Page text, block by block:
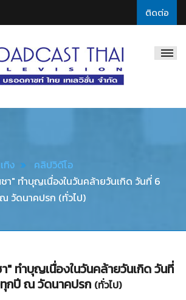
ติดต่อ
ทิง
คลิปวิดีโอ
า" ทำบุญเนื่องในวันคล้ายวันเกิด วันที่ 6
วัดนาคปรก (ทั่วไป)
ทำบุญเนื่องในวันคล้ายวันเกิด วันที่
กปี ณ วัดนาคปรก (ทั่วไป)